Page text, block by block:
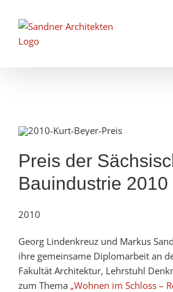
Inhalt
springen
Preis der
Bauindustrie 2010
2010
Georg Lindenkreuz und Markus
ihre gemeinsame Diplomarbeit an
Fakultät Architektur, Lehrstuhl
zum Thema „Wohnen im Schloss –